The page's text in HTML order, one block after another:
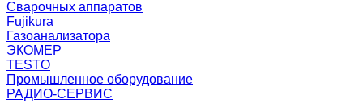
Сварочных аппаратов
Fujikura
Газоанализатора
ЭКОМЕР
TESTO
Промышленное оборудование
РАДИО-СЕРВИС